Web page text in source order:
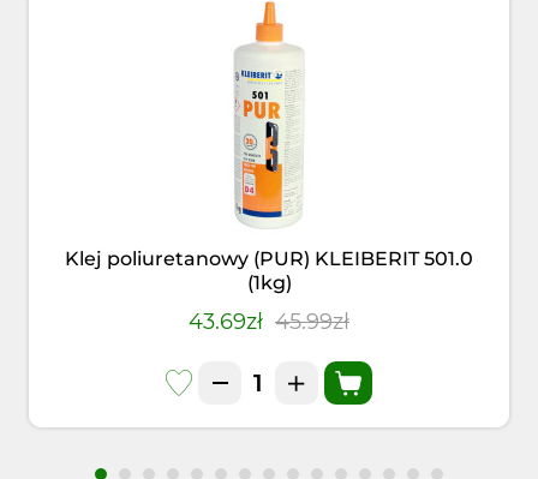
Klej poliuretanowy (PUR) KLEIBERIT 501.0
(1kg)
43.69zł 45.99zł